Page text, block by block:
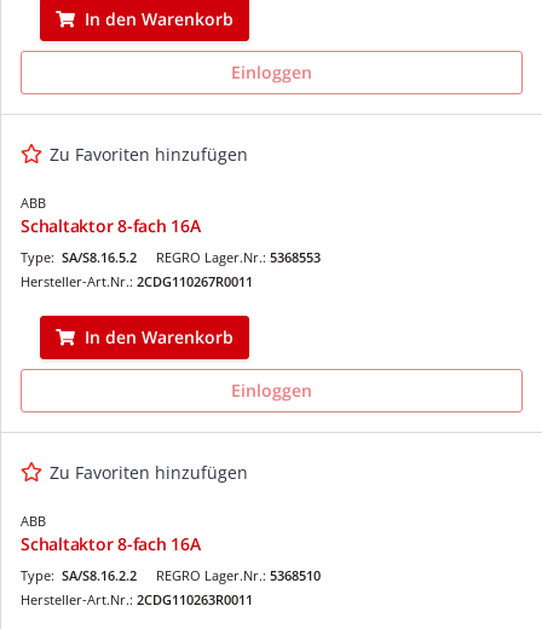
In den Warenkorb
Einloggen
Zu Favoriten hinzufügen
ABB
Schaltaktor 8-fach 16A
REGRO Lager.Nr.: 5368553
Type: SA/S8.16.5.2
Hersteller-Art.Nr.: 2CDG110267R0011
In den Warenkorb
Einloggen
Zu Favoriten hinzufügen
ABB
Schaltaktor 8-fach 16A
REGRO Lager.Nr.: 5368510
Type: SA/S8.16.2.2
Hersteller-Art.Nr.: 2CDG110263R0011